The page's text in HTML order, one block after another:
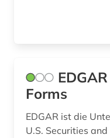
florida (2)
Forms
EDGAR ist die
U.S. Securities and